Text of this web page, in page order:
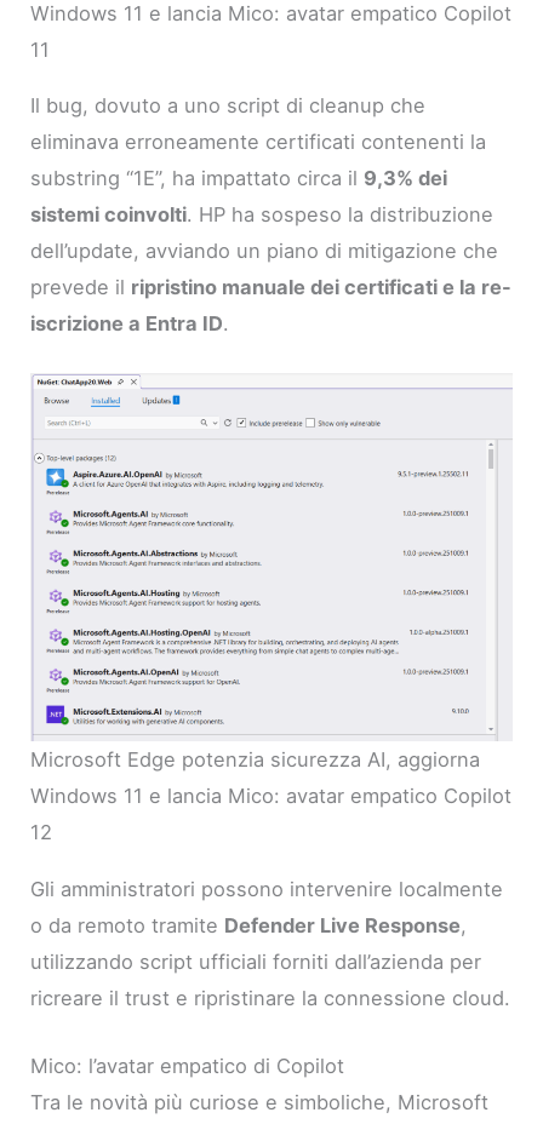
Windows 11 e lancia Mico: avatar empatico Copilot
11
Il bug, dovuto a uno script di cleanup che
eliminava erroneamente certificati contenenti la
substring “1E”, ha impattato circa il 9,3% dei
sistemi coinvolti. HP ha sospeso la distribuzione
dell’update, avviando un piano di mitigazione che
prevede il ripristino manuale dei certificati e la re-
iscrizione a Entra ID.
Microsoft Edge potenzia sicurezza AI, aggiorna
Windows 11 e lancia Mico: avatar empatico Copilot
12
Gli amministratori possono intervenire localmente
o da remoto tramite Defender Live Response,
utilizzando script ufficiali forniti dall’azienda per
ricreare il trust e ripristinare la connessione cloud.
Mico: l’avatar empatico di Copilot
Tra le novità più curiose e simboliche, Microsoft